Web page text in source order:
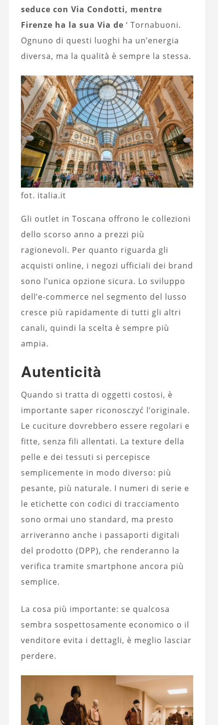
seduce con Via Condotti, mentre
Firenze ha la sua Via de ‘ Tornabuoni.
Ognuno di questi luoghi ha un’energia
diversa, ma la qualità è sempre la stessa.
fot. italia.it
Gli outlet in Toscana offrono le collezioni
dello scorso anno a prezzi più
ragionevoli. Per quanto riguarda gli
acquisti online, i negozi ufficiali dei brand
sono l’unica opzione sicura. Lo sviluppo
dell’e-commerce nel segmento del lusso
cresce più rapidamente di tutti gli altri
canali, quindi la scelta è sempre più
ampia.
Autenticità
Quando si tratta di oggetti costosi, è
importante saper riconosczyć l’originale.
Le cuciture dovrebbero essere regolari e
fitte, senza fili allentati. La texture della
pelle e dei tessuti si percepisce
semplicemente in modo diverso: più
pesante, più naturale. I numeri di serie e
le etichette con codici di tracciamento
sono ormai uno standard, ma presto
arriveranno anche i passaporti digitali
del prodotto (DPP), che renderanno la
verifica tramite smartphone ancora più
semplice.
La cosa più importante: se qualcosa
sembra sospettosamente economico o il
venditore evita i dettagli, è meglio lasciar
perdere.